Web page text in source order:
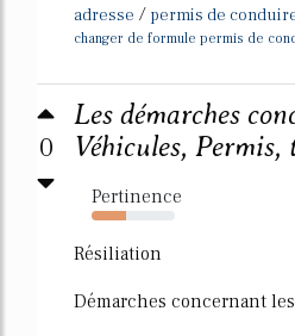
adresse / permis de
changer de formule permis de
0
Les démarches
Véhicules, Permis,
Pertinence
41%
Résiliation
Démarches concernant